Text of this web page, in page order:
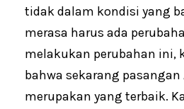
tidak dalam kondisi yang
merasa harus ada
melakukan perubahan ini,
bahwa sekarang pasangan
merupakan yang terbaik.